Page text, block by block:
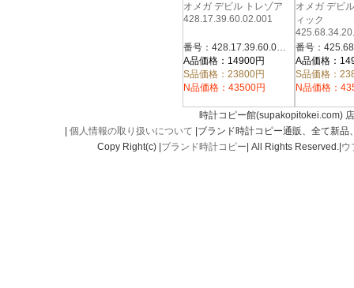
オメガ デビル トレゾア
428.17.39.60.02.001
番号：428.17.39.60.02.001
A品価格：14900円
S品価格：23800円
N品価格：43500円
オメガ デビ
ィック
A品価格：
S品価格：
N品価格：
時計コピー館(supakopitokei.com)
個人情報の取り扱いについて |ブランド時計コピー通販、全て新
Copy Right(c) | ブランド時計コピー | All Rights Reserved.| ウ